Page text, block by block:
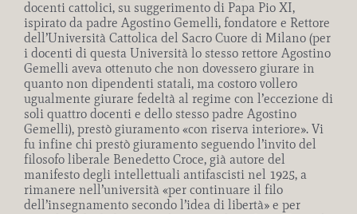
docenti cattolici, su suggerimento di Papa Pio XI,
ispirato da padre Agostino Gemelli, fondatore e Rettore
dell’Università Cattolica del Sacro Cuore di Milano (per
i docenti di questa Università lo stesso rettore Agostino
Gemelli aveva ottenuto che non dovessero giurare in
quanto non dipendenti statali, ma costoro vollero
ugualmente giurare fedeltà al regime con l’eccezione di
soli quattro docenti e dello stesso padre Agostino
Gemelli), prestò giuramento «con riserva interiore». Vi
fu infine chi prestò giuramento seguendo l’invito del
filosofo liberale Benedetto Croce, già autore del
manifesto degli intellettuali antifascisti nel 1925, a
rimanere nell’università «per continuare il filo
dell’insegnamento secondo l’idea di libertà» e per